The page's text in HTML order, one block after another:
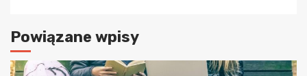
Powiązane wpisy